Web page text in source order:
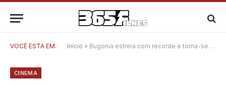
VOCÊ ESTÁ EM: Início » Bugonia estreia com recorde e torna-se a maior abertura de Yorgos Lanthimos nos EUA
CINEMA